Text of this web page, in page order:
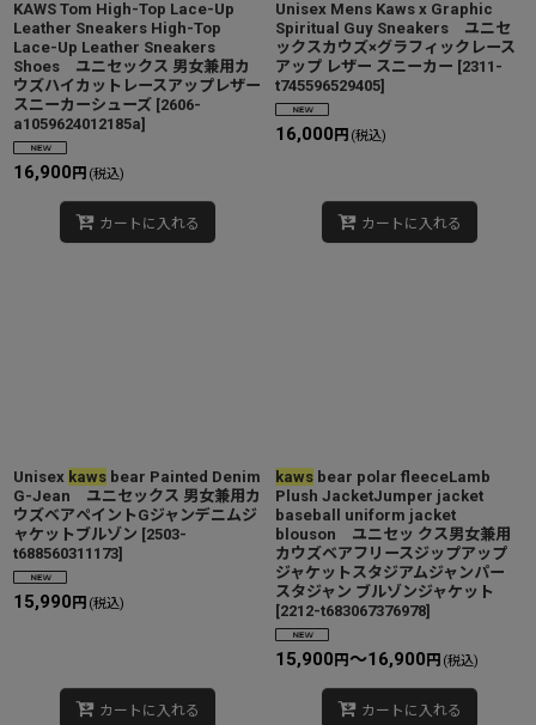
KAWS Tom High-Top Lace-Up
Leather Sneakers High-Top
Lace-Up Leather Sneakers
Shoes ユニセックス 男女兼用カ
ウズハイカットレースアップレザー
スニーカーシューズ [2606-
a1059624012185a]
16,900 円 (税込)
カートに入れる
Unisex Mens Kaws x Graphic
Spiritual Guy Sneakers ユニセ
ックスカウズ×グラフィックレース
アップ レザー スニーカー [2311-
t745596529405]
16,000 円 (税込)
カートに入れる
Unisex kaws bear Painted Denim
G-Jean ユニセックス 男女兼用カ
ウズベアペイントGジャンデニムジ
ャケットブルゾン [2503-
t688560311173]
15,990 円 (税込)
カートに入れる
kaws bear polar fleeceLamb
Plush JacketJumper jacket
baseball uniform jacket
blouson ユニセッ クス男女兼用
カウズベアフリースジップアップ
ジャケットスタジアムジャンパー
スタジャン ブルゾンジャケット
[2212-t683067376978]
15,900 円 ～16,900 円 (税込)
カートに入れる